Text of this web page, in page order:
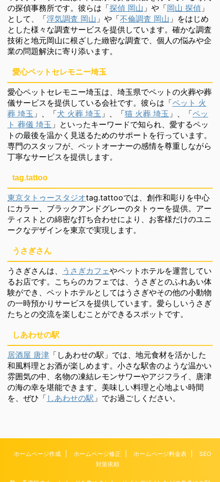
の探偵事務所です。彼らは「探偵 岡山 」や「岡山 探偵 」
として、「浮気調査 岡山 」や「不倫調査 岡山 」をはじめ
とした様々な調査サービスを提供しています。確かな調査
技術と地元岡山に根ざした緻密な調査で、個人の悩みや企
業の問題解決に寄り添います。
愛心ペットセレモニー埼玉
愛心ペットセレモニー埼玉は、埼玉県でペットの火葬や葬
儀サービスを提供している会社です。彼らは「ペット 火
葬 埼玉 」、「犬 火葬 埼玉 」、「猫 火葬 埼玉 」、「ペッ
ト 葬儀 埼玉 」といったキーワードで知られ、愛するペッ
トの最後を温かく見送るためのサポートを行っています。
専門のスタッフが、ペットオーナーの感情を尊重しながら
丁寧なサービスを提供します。
tag.tattoo
東京タトゥースタジオtag.tattooでは、創作和彫りを中心
にカラー、ブラックアンドグレーのタトゥーを提供。アー
ティストとの綿密な打ち合わせにより、お客様だけのユニ
ークなデザインを東京で実現します。
うさぎさん
うさぎさんは、 うさぎカフェやペットホテルを運営してい
るお店です。こちらのカフェでは、うさぎとのふれあい体
験ができ、ペットホテルとしてはうさぎやその他の小動物
の一時預かりサービスを提供しています。愛らしいうさぎ
たちとの交流を楽しむことができるスポットです。
しあわせの駅
居酒屋 唐津 「しあわせの駅」では、地元食材を活かした
和風料理とお酒が楽しめます。小さな駅舎のような温かい
雰囲気の中、名物の凍結レモンサワーやアジフライ、唐津
の海の幸を堪能できます。美味しい料理と心地よい時間
を、ぜひ「 しあわせの駅 」でお過ごしください。
ホームページ作成 ホームページ修正 ホームページ料金表
SEO
対策依頼